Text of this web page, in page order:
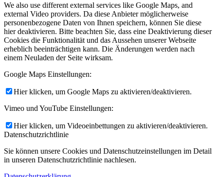
We also use different external services like Google Maps, and
external Video providers. Da diese Anbieter möglicherweise
personenbezogene Daten von Ihnen speichern, können Sie diese
hier deaktivieren. Bitte beachten Sie, dass eine Deaktivierung dieser
Cookies die Funktionalität und das Aussehen unserer Webseite
erheblich beeinträchtigen kann. Die Änderungen werden nach
einem Neuladen der Seite wirksam.
Google Maps Einstellungen:
Hier klicken, um Google Maps zu aktivieren/deaktivieren.
Vimeo und YouTube Einstellungen:
Hier klicken, um Videoeinbettungen zu aktivieren/deaktivieren.
Datenschutzrichtlinie
Sie können unsere Cookies und Datenschutzeinstellungen im Detail
in unseren Datenschutzrichtlinie nachlesen.